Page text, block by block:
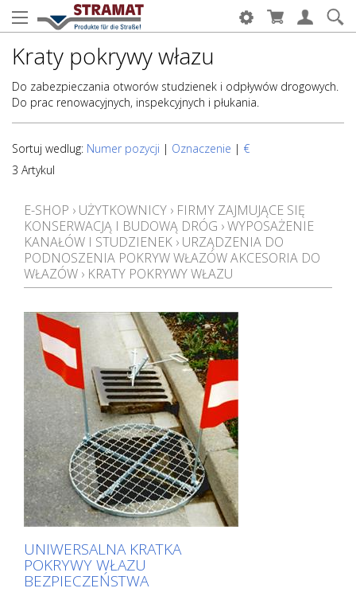
Kraty pokrywy włazu
Do zabezpieczania otworów studzienek i odpływów drogowych.
Do prac renowacyjnych, inspekcyjnych i płukania.
Sortuj wedlug: Numer pozycji | Oznaczenie | €
3 Artykul
E-SHOP › UŻYTKOWNICY › FIRMY ZAJMUJĄCE SIĘ
KONSERWACJĄ I BUDOWĄ DRÓG ›WYPOSAŻENIE
KANAŁÓW I STUDZIENEK › URZĄDZENIA DO
PODNOSZENIA POKRYW WŁAZÓW AKCESORIA DO
WŁAZÓW › KRATY POKRYWY WŁAZU
UNIWERSALNA KRATKA
POKRYWY WŁAZU
BEZPIECZEŃSTWA